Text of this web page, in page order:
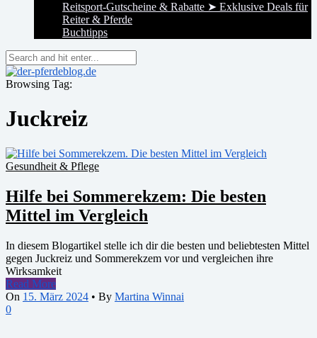
Reitsport-Gutscheine & Rabatte ➤ Exklusive Deals für
Reiter & Pferde
Buchtipps
Browsing Tag:
Juckreiz
Gesundheit & Pflege
Hilfe bei Sommerekzem: Die besten
Mittel im Vergleich
In diesem Blogartikel stelle ich dir die besten und beliebtesten Mittel
gegen Juckreiz und Sommerekzem vor und vergleichen ihre
Wirksamkeit
Read More
On 15. März 2024 • By Martina Winnai
0